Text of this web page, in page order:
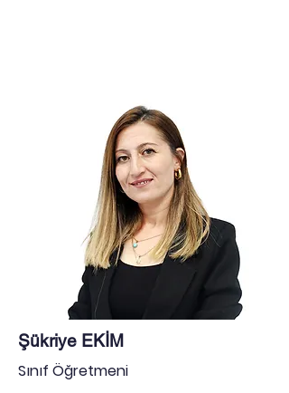
Şükriye EKİM
Sınıf Öğretmeni